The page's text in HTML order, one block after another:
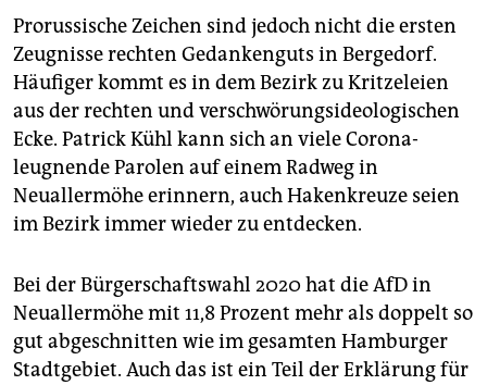
Prorussische Zeichen sind jedoch nicht die ersten
Zeugnisse rechten Gedankenguts in Bergedorf.
Häufiger kommt es in dem Bezirk zu Kritzeleien
aus der rechten und verschwörungsideologischen
Ecke. Patrick Kühl kann sich an viele Corona-
leugnende Parolen auf einem Radweg in
Neuallermöhe erinnern, auch Hakenkreuze seien
im Bezirk immer wieder zu entdecken.
Bei der Bürgerschaftswahl 2020 hat die AfD in
Neuallermöhe mit 11,8 Prozent mehr als doppelt so
gut abgeschnitten wie im gesamten Hamburger
Stadtgebiet. Auch das ist ein Teil der Erklärung für